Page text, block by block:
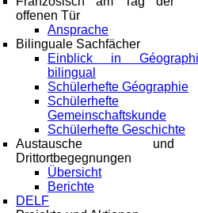
offenen Tür
Ansprache
Bilinguale Sachfächer
Einblick in
bilingual
Schülerhefte Géographie
Schülerhefte
Gemeinschaftskunde
Schülerhefte Geschichte
Austausche und
Drittortbegegnungen
Übersicht
Berichte
DELF